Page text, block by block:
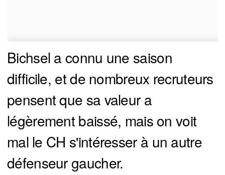
Bichsel a connu une saison
difficile, et de nombreux recruteurs
pensent que sa valeur a
légèrement baissé, mais on voit
mal le CH s'intéresser à un autre
défenseur gaucher.